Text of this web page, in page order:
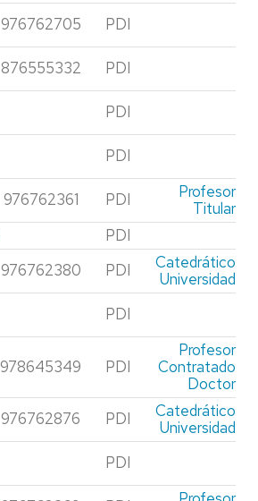
976762705
PDI
876555332
PDI
PDI
PDI
976762361 PDI
Profesor
Titular
PDI
976762380 PDI
Catedrático
Universidad
PDI
978645349 PDI
Profesor
Contratado
Doctor
976762876 PDI
Catedrático
Universidad
PDI